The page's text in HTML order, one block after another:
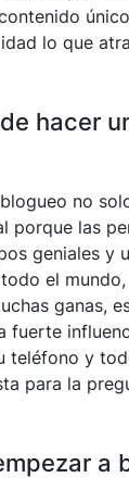
lo que
hacer
no
porque las
geniales y
el
ganas,
fuerte
teléfono y
para la
a